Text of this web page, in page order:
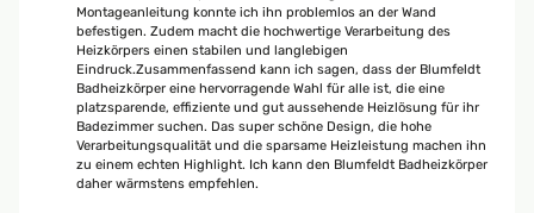
Montageanleitung konnte ich ihn problemlos an der Wand
befestigen. Zudem macht die hochwertige Verarbeitung des
Heizkörpers einen stabilen und langlebigen
Eindruck.Zusammenfassend kann ich sagen, dass der Blumfeldt
Badheizkörper eine hervorragende Wahl für alle ist, die eine
platzsparende, effiziente und gut aussehende Heizlösung für ihr
Badezimmer suchen. Das super schöne Design, die hohe
Verarbeitungsqualität und die sparsame Heizleistung machen ihn
zu einem echten Highlight. Ich kann den Blumfeldt Badheizkörper
daher wärmstens empfehlen.